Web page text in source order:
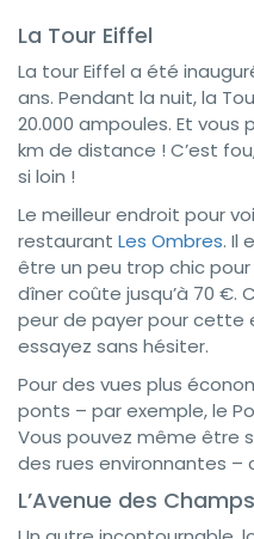
La Tour Eiffel
La tour Eiffel a été
ans. Pendant la nuit, la
20.000 ampoules. Et vous
km de distance ! C’est
si loin !
Le meilleur endroit pour
restaurant Les Ombres. Il
être un peu trop chic
dîner coûte jusqu’à 70 €.
peur de payer pour cette
essayez sans hésiter.
Pour des vues plus
ponts – par exemple, le
Vous pouvez même être
des rues environnantes –
L’Avenue des